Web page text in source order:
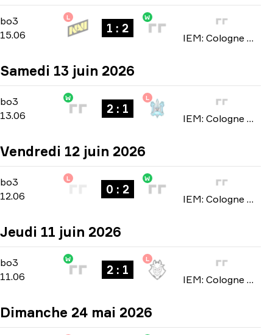
bo3
bo3
15.06
L
1 : 2
W
IEM: Cologne Major 2026
Samedi 13 juin 2026
bo3
bo3
13.06
W
2 : 1
L
IEM: Cologne Major 2026
Vendredi 12 juin 2026
bo3
bo3
12.06
L
0 : 2
W
IEM: Cologne Major 2026
Jeudi 11 juin 2026
bo3
bo3
11.06
W
2 : 1
L
IEM: Cologne Major 2026
Dimanche 24 mai 2026